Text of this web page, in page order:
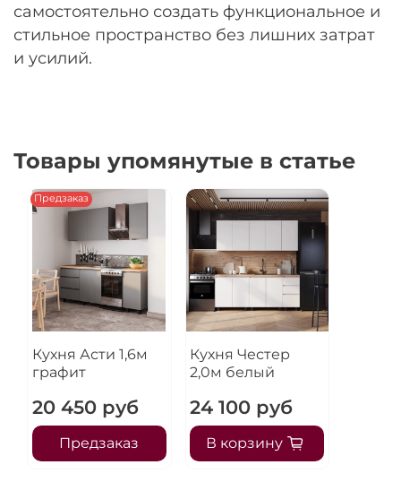
самостоятельно создать функциональное и
стильное пространство без лишних затрат
и усилий.
Товары упомянутые в статье
Предзаказ
Кухня Асти 1,6м
графит
20 450 руб
Предзаказ
Кухня Честер
2,0м белый
24 100 руб
В корзину